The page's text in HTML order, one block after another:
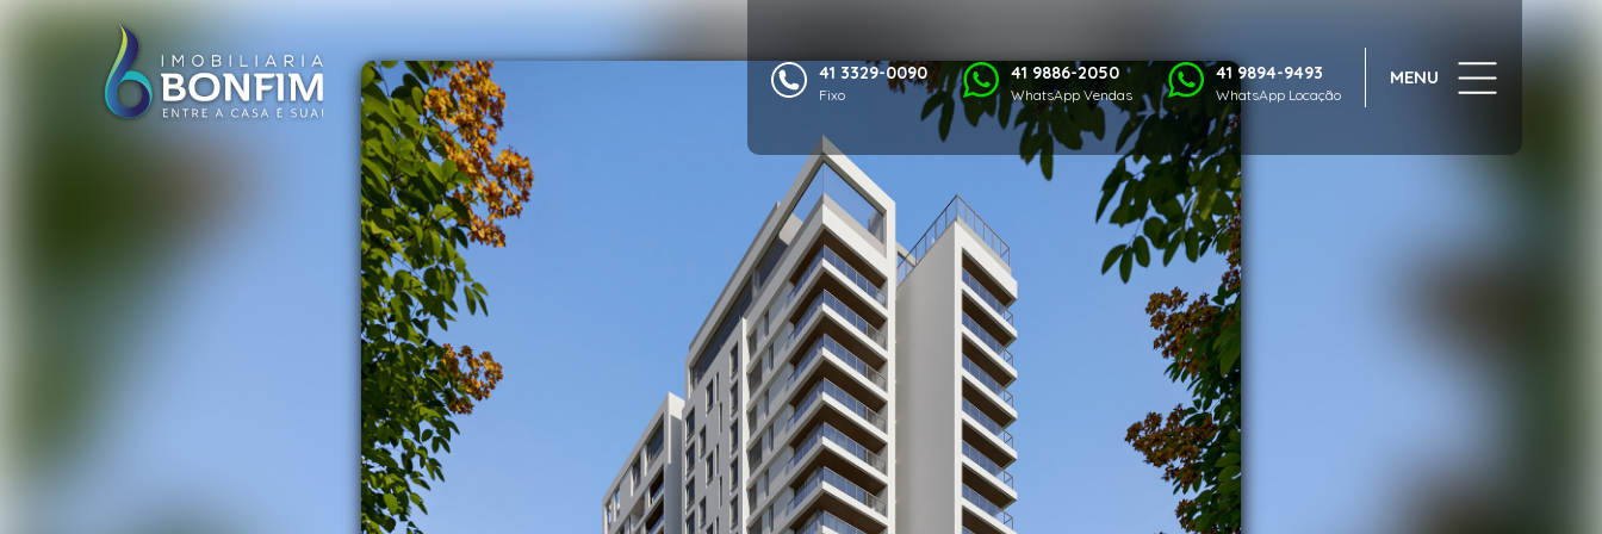
41 3329-0090
Fixo
41 9886-2050
WhatsApp Vendas
41 9894-9493
WhatsApp Locação
MENU